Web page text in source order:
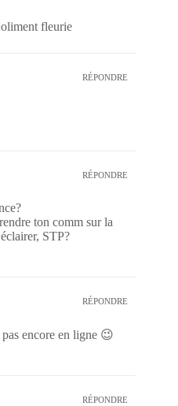
fleurie
RÉPONDRE
RÉPONDRE
ton comm sur la
STP?
RÉPONDRE
encore en ligne 😉
RÉPONDRE